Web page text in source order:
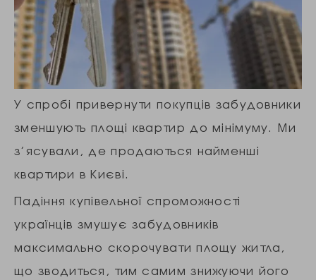
У спробі привернути покупців забудовники
зменшують площі квартир до мінімуму. Ми
з’ясували, де продаються найменші
квартири в Києві.
Падіння купівельної спроможності
українців змушує забудовників
максимально скорочувати площу житла,
що зводиться, тим самим знижуючи його